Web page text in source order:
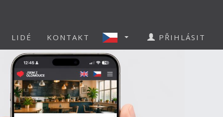
LIDÉ KONTAKT PŘIHLÁSIT